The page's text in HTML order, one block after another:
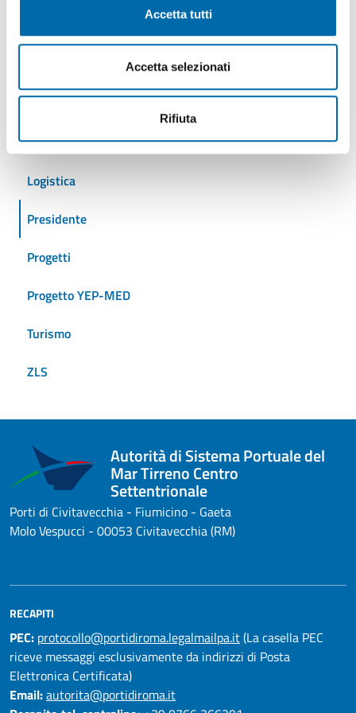
Accetta tutti
Accetta selezionati
Rifiuta
Eventi
Iniziative
Logistica
Presidente
Progetti
Progetto YEP-MED
Turismo
ZLS
Autorità di Sistema Portuale del
Mar Tirreno Centro
Settentrionale
Porti di Civitavecchia - Fiumicino - Gaeta
Molo Vespucci - 00053 Civitavecchia (RM)
RECAPITI
PEC: protocollo@portidiroma.legalmailpa.it(La casella PEC
riceve messaggi esclusivamente da indirizzi di Posta
Elettronica Certificata)
Email:autorita@portidiroma.it